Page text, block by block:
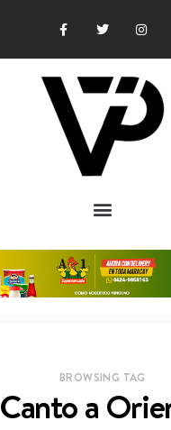
BROWSING TAG
Canto a